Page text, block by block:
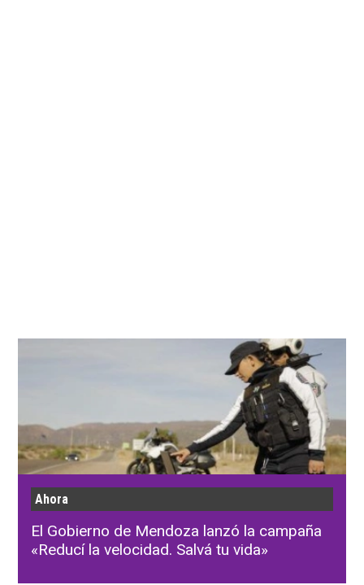
Ahora
El Gobierno de Mendoza lanzó la campaña
«Reducí la velocidad. Salvá tu vida»